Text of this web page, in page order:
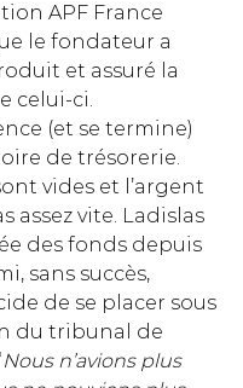
APF France
le fondateur a
et assuré la
celui-ci.
(et se termine)
de trésorerie.
vides et l’argent
assez vite. Ladislas
des fonds depuis
sans succès,
de se placer sous
du tribunal de
Nous n’avions plus